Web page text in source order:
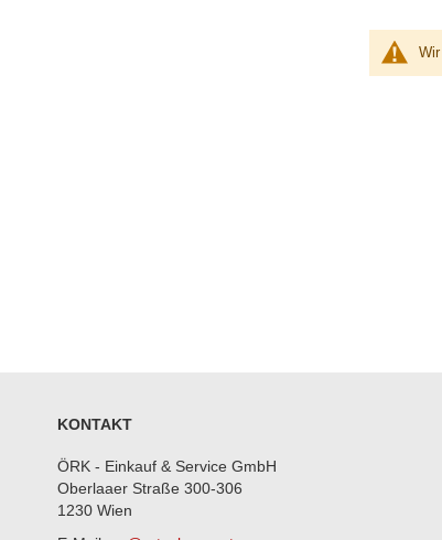
KONTAKT
ÖRK - Einkauf & Service GmbH
Oberlaaer Straße 300-306
1230 Wien